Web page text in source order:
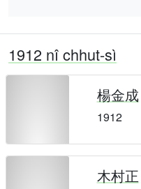
1912 nî chhut-sì
楊金成
1912
木村正